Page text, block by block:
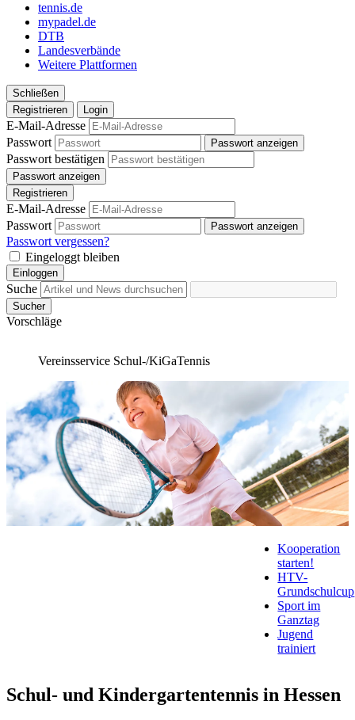
tennis.de
mypadel.de
DTB
Landesverbände
Weitere Plattformen
Schließen
Registrieren
Login
E-Mail-Adresse
Passwort
Passwort anzeigen
Passwort bestätigen
Passwort anzeigen
Registrieren
E-Mail-Adresse
Passwort
Passwort anzeigen
Passwort vergessen?
Eingeloggt bleiben
Einloggen
Suche
Sucher
Vorschläge
Vereinsservice Schul-/KiGaTennis
Kooperation
starten!
HTV-
Grundschulcup
Sport im
Ganztag
Jugend
trainiert
Schul- und Kindergartentennis in Hessen